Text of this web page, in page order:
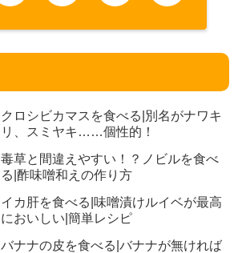
クロシビカマスを食べる|別名がナワキ
リ、スミヤキ……個性的！
毒草と間違えやすい！？ノビルを食べ
る|酢味噌和えの作り方
イカ肝を食べる|味噌漬けルイベが最高
においしい|簡単レシピ
バナナの皮を食べる|バナナが無ければ